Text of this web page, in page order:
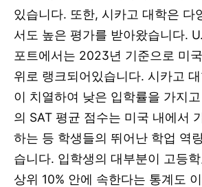
있습니다. 또한, 시카고 대학은 다
서도 높은 평가를 받아왔습니다.
포트에서는 2023년 기준으로 미
위로 랭크되어있습니다. 시카고
이 치열하여 낮은 입학률을 가지
의 SAT 평균 점수는 미국 내에서
하는 등 학생들의 뛰어난 학업 역
습니다. 입학생의 대부분이 고등
상위 10% 안에 속한다는 통계도